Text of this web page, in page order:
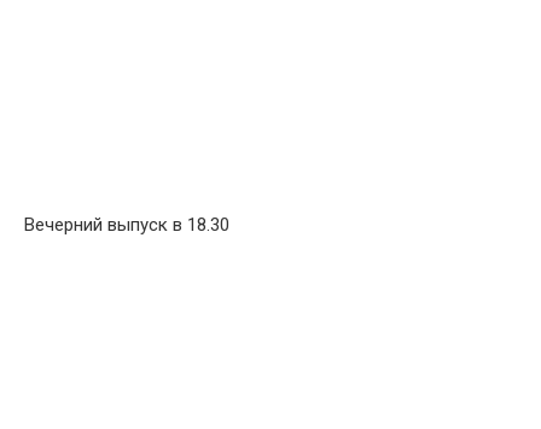
Вечерний выпуск в 18.30